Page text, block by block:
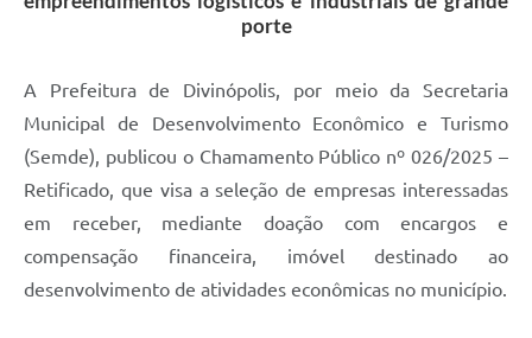
porte
A Prefeitura de Divinópolis, por meio da Secretaria
Municipal de Desenvolvimento Econômico e Turismo
(Semde), publicou o Chamamento Público nº 026/2025 –
Retificado, que visa a seleção de empresas interessadas
em receber, mediante doação com encargos e
compensação financeira, imóvel destinado ao
desenvolvimento de atividades econômicas no município.